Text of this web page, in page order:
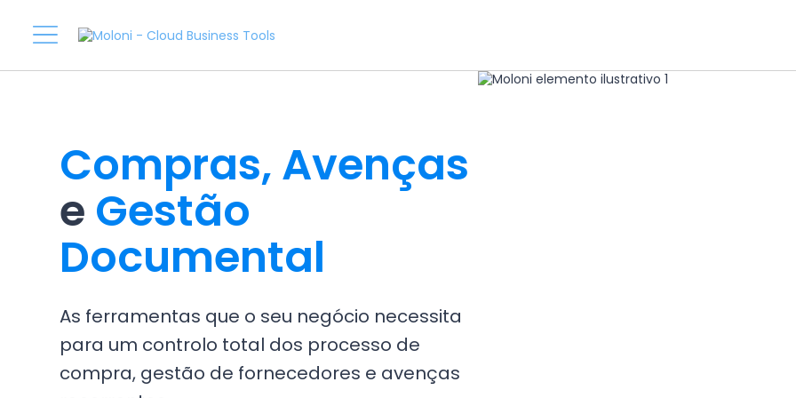
Compras, Avenças
e Gestão
Documental
As ferramentas que o seu negócio necessita
para um controlo total dos processo de
compra, gestão de fornecedores e avenças